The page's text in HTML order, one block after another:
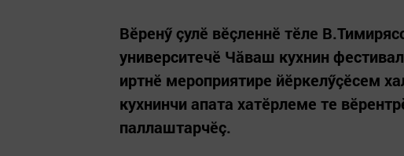
Вӗренӳ çулӗ вӗçленнӗ тӗле
университечӗ Чăваш кухнин
иртнӗ мероприятире йӗркелӳçӗсем
кухнинчи апата хатӗрлеме те
паллаштарчӗç.